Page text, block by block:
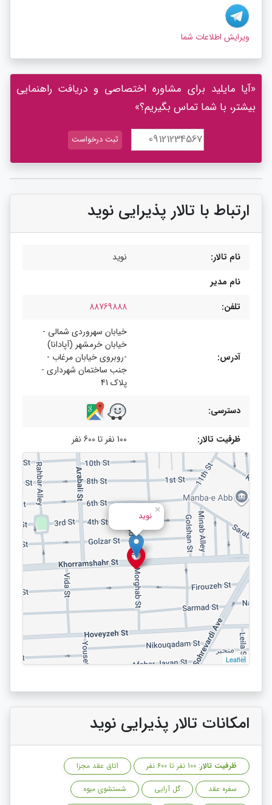
ویرایش اطلاعات شما
«آیا مایلید برای مشاوره اختصاصی و دریافت راهنمایی
بیشتر، با شما تماس بگیریم؟»
ارتباط با تالار پذیرایی نوید
نام تالار:
نوید
نام مدیر
تلفن:
88769888
آدرس:
خیابان سهروردی شمالی -
خیابان خرمشهر (آپادانا)
-روبروی خیابان مرغاب -
جنب ساختمان شهرداری -
پلاک 41
دسترسی:
ظرفیت تالار: 100 نفر تا 600 نفر
نوید
×
Leaflet
امکانات تالار پذیرایی نوید
ظرفیت تالار: 100 نفر تا 600 نفر
اتاق عقد مجزا
سفره عقد
گل آرایی شستشوی میوه